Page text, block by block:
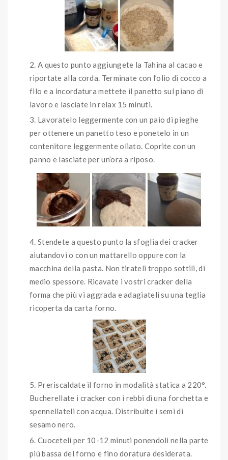
A questo punto aggiungete la Tahina al cacao e
riportate alla corda. Terminate con l’olio di cocco a
filo e a incordatura mettete il panetto sul piano di
lavoro e lasciate in relax 15 minuti.
Lavoratelo leggermente con un paio di pieghe
per ottenere un panetto teso e ponetelo in un
contenitore leggermente oliato. Coprite con un
panno e lasciate per un’ora a riposo.
Stendete a questo punto la sfoglia dei cracker
aiutandovi o con un mattarello oppure con la
macchina della pasta. Non tirateli troppo sottili, di
medio spessore. Ricavate i vostri cracker della
forma che più vi aggrada e adagiateli su una teglia
ricoperta da carta forno.
Preriscaldate il forno in modalità statica a 220°.
Bucherellate i cracker con i rebbi di una forchetta e
spennellateli con acqua. Distribuite i semi di
sesamo nero.
Cuoceteli per 10-12 minuti ponendoli nella parte
più bassa del forno e fino doratura desiderata.